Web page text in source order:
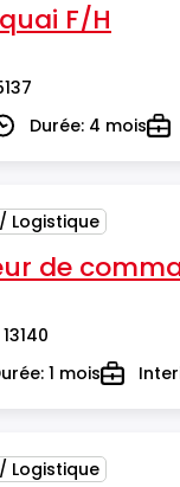
F/H
Durée: 4 mois
Logistique
de
1 moisType
Logistique